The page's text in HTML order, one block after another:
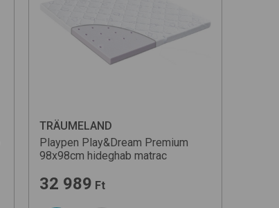
TRÄUMELAND
Playpen Play&Dream Premium
98x98cm hideghab matrac
32 989 Ft